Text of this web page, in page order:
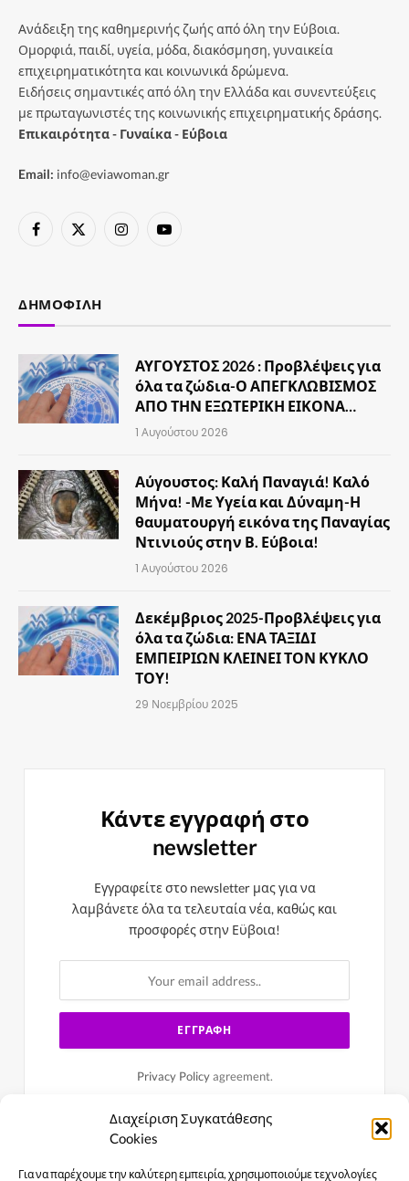
Διαχείριση Συγκατάθεσης
Cookies
Για να παρέχουμε την καλύτερη εμπειρία, χρησιμοποιούμε τεχνολογίες
Ανάδειξη της καθημερινής ζωής από όλη την Εύβοια.
Ομορφιά, παιδί, υγεία, μόδα, διακόσμηση, γυναικεία
επιχειρηματικότητα και κοινωνικά δρώμενα.
Ειδήσεις σημαντικές από όλη την Ελλάδα και συνεντεύξεις
με πρωταγωνιστές της κοινωνικής επιχειρηματικής δράσης.
Επικαιρότητα - Γυναίκα - Εύβοια
Email: info@eviawoman.gr
Facebook
X
InstagramYouTube
ΔΗΜΟΦΙΛΉ
ΑΥΓΟΥΣΤΟΣ 2026 : Προβλέψεις για
όλα τα ζώδια-Ο ΑΠΕΓΚΛΩΒΙΣΜΟΣ
ΑΠΟ ΤΗΝ ΕΞΩΤΕΡΙΚΗ ΕΙΚΟΝΑ…
1 Αυγούστου 2026
Αύγουστος: Καλή Παναγιά! Καλό
Μήνα! -Με Υγεία και Δύναμη-Η
θαυματουργή εικόνα της Παναγίας
Ντινιούς στην Β. Εύβοια!
1 Αυγούστου 2026
Δεκέμβριος 2025-Προβλέψεις για
όλα τα ζώδια: ΕΝΑ ΤΑΞΙΔΙ
ΕΜΠΕΙΡΙΩΝ ΚΛΕΙΝΕΙ ΤΟΝ ΚΥΚΛΟ
ΤΟΥ!
29 Νοεμβρίου 2025
Κάντε εγγραφή στο
newsletter
Εγγραφείτε στο newsletter μας για να
λαμβάνετε όλα τα τελευταία νέα, καθώς και
προσφορές στην Εϋβοια!
Privacy Policyagreement.